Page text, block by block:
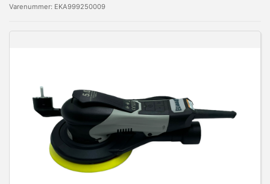
Varenummer: EKA999250009